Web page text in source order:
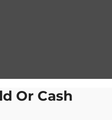
Or Cash